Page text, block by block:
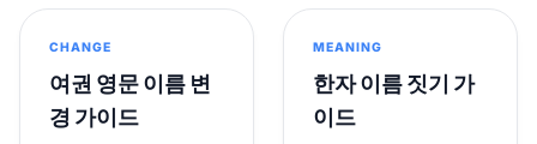
CHANGE
여권 영문 이름 변
경 가이드
MEANING
한자 이름 짓기 가
이드